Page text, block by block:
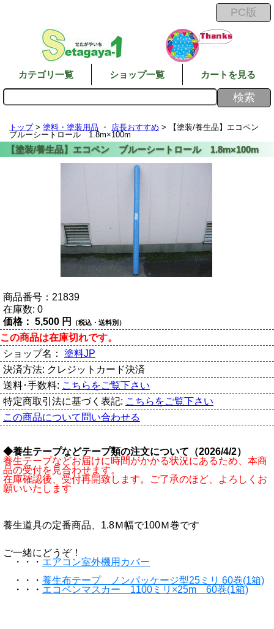
カテゴリ一覧 ショップ一覧 カートを見る
トップ> 塗料・塗装用品 ・ 店長おすすめ > 【塗装/養生品】エコペン
ブルーシートロール 1.8m×100m
商品番号： 21839
在庫数: 0
価格： 5,500 円 （税込・送料別）
この商品は在庫切れです。
ショップ名： 塗料JP
決済方法: クレジットカード決済
送料･手数料: こちらをご覧下さい
特定商取引法に基づく表記: こちらをご覧下さい
この商品について問い合わせる
◆養生テープなどテープ類の注文について（2026/4/2）
養生テープなどお届けに時間がかかる状況にあるため、本商
品の受付を見合わせます。
在庫確認後、受付再開致します。ご了承のほど、よろしくお
願いいたします
養生道具の定番商品、1.8Ｍ幅で100Ｍ巻です
ご一緒にどうぞ！
・・・ エアコン室外機用カバー
・・・ 養生布テープ ノンパッケージ型25ミリ 60巻(1箱)
・・・ エコペンマスカー 1100ミリ×25m 60巻(1箱)